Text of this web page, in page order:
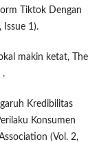
Tiktok Dengan
Issue 1).
makin ketat, The
.
Kredibilitas
Konsumen
(Vol. 2,